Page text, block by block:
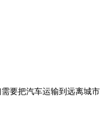
要把汽车运输到远离城市